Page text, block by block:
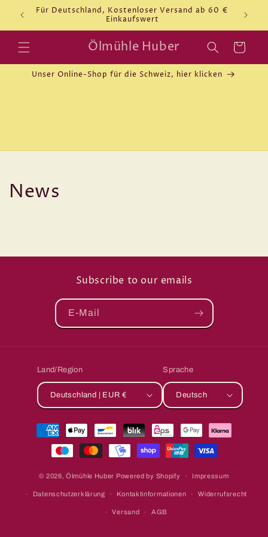
zum Für Deutschland, Kostenloser Versand ab 60 €
Einkaufswert
Ölmühle Huber Warenkorb
Unser Online-Shop für die Schweiz, hier klicken
News
Subscribe to our emails
E-Mail
Land/Region
Deutschland | EUR €
Sprache
Deutsch
Zahlungsmethoden
© 2026,Ölmühle Huber Powered by Shopify Impressum
Datenschutzerklärung Kontaktinformationen Widerrufsrecht
Versand AGB